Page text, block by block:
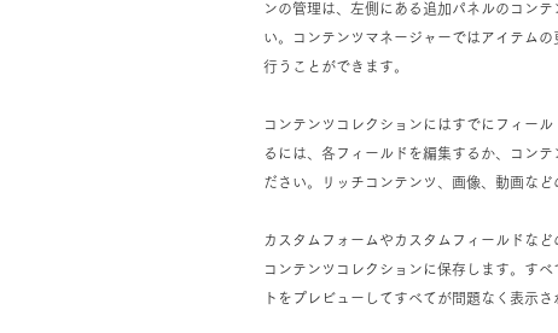
ンの管理は、左側にある追加パネルのコン
い。コンテンツマネージャーではアイテム
行うことができます。
コンテンツコレクションにはすでにフィー
るには、各フィールドを編集するか、コン
ださい。リッチコンテンツ、画像、動画な
カスタムフォームやカスタムフィールドな
コンテンツコレクションに保存します。す
トをプレビューしてすべてが問題なく表示